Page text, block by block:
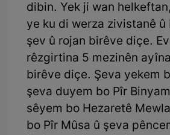
dibin. Yek ji wan
ye ku di werza zivistanê û
şev û rojan birêve diçe.
rêzgirtina 5 mezinên
birêve diçe. Şeva yekem
şeva duyem bo Pîr
sêyem bo Hezaretê
bo Pîr Mûsa û şeva